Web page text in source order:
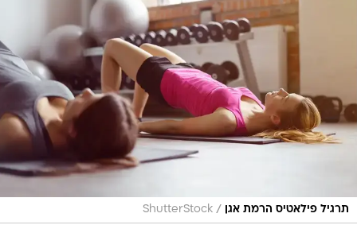
תרגיל פילאטיס הרמת אגן /
ShutterStock